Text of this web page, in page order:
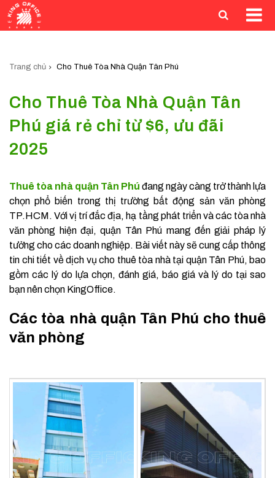
Trang chủ Cho Thuê Tòa Nhà Quận Tân Phú
Cho Thuê Tòa Nhà Quận Tân
Phú giá rẻ chỉ từ $6, ưu đãi
2025
Thuê tòa nhà quận Tân Phú đang ngày càng trở thành lựa
chọn phổ biến trong thị trường bất động sản văn phòng
TP.HCM. Với vị trí đắc địa, hạ tầng phát triển và các tòa nhà
văn phòng hiện đại, quận Tân Phú mang đến giải pháp lý
tưởng cho các doanh nghiệp. Bài viết này sẽ cung cấp thông
tin chi tiết về dịch vụ cho thuê tòa nhà tại quận Tân Phú, bao
gồm các lý do lựa chọn, đánh giá, báo giá và lý do tại sao
bạn nên chọn KingOffice.
Các tòa nhà quận Tân Phú cho thuê
văn phòng